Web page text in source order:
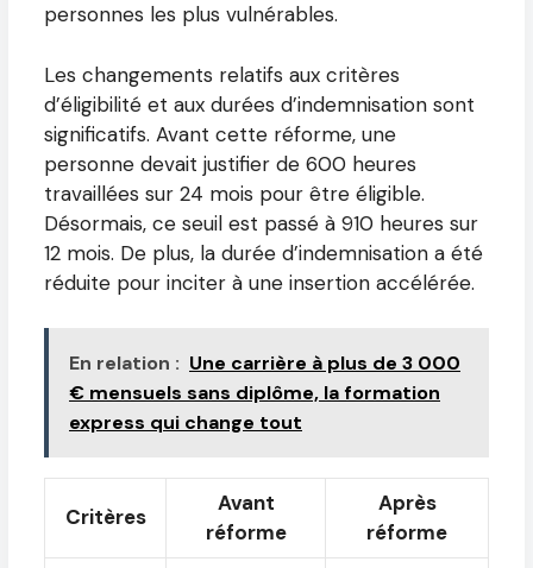
personnes les plus vulnérables.
Les changements relatifs aux critères
d’éligibilité et aux durées d’indemnisation sont
significatifs. Avant cette réforme, une
personne devait justifier de 600 heures
travaillées sur 24 mois pour être éligible.
Désormais, ce seuil est passé à 910 heures sur
12 mois. De plus, la durée d’indemnisation a été
réduite pour inciter à une insertion accélérée.
En relation : Une carrière à plus de 3 000
€ mensuels sans diplôme, la formation
express qui change tout
Critères
Avant
réforme
Après
réforme